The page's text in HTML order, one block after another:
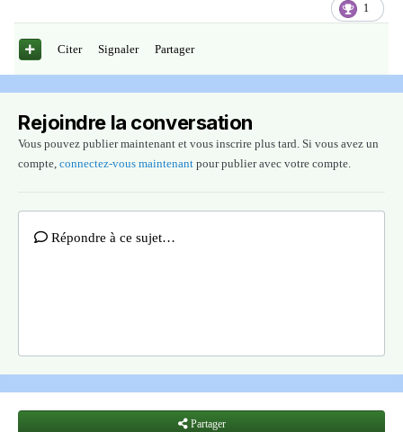
1
Citer Signaler Partager
Rejoindre la conversation
Vous pouvez publier maintenant et vous inscrire plus tard. Si vous avez un
compte, connectez-vous maintenant pour publier avec votre compte.
Répondre à ce sujet…
Partager